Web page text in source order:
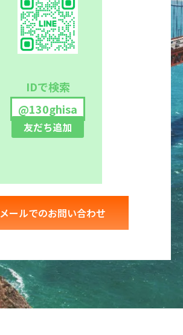
IDで検索
@130ghisa
友だち追加
メールでのお問い合わせ